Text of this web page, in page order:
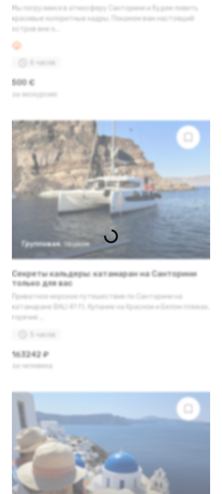
Мы погрузимся в атмосферу Санторини и будем ловить
красивые колоритные кадры. Покажем вам настоящий
остров вне о...
6 часов
500 €
за экскурсию
Групповая, пешком
Секреты кальдеры: катамаран на Санторини
только для вас
Приватное морское путешествие по Санторини на
катамаране BALI 41 ft. Купание на Красном и Белом пляжах,
горячие ...
5 часов
163242 ₽
за человека